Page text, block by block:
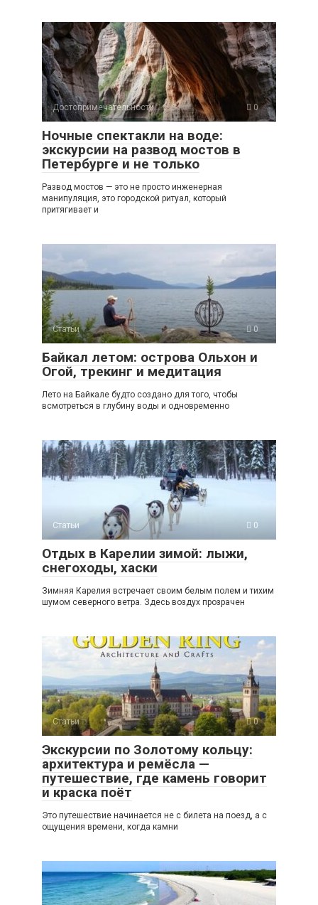
Достопримечательности 0
Ночные спектакли на воде:
экскурсии на развод мостов в
Петербурге и не только
Развод мостов — это не просто инженерная
манипуляция, это городской ритуал, который
притягивает и
Статьи 0
Байкал летом: острова Ольхон и
Огой, трекинг и медитация
Лето на Байкале будто создано для того, чтобы
всмотреться в глубину воды и одновременно
Статьи 0
Отдых в Карелии зимой: лыжи,
снегоходы, хаски
Зимняя Карелия встречает своим белым полем и тихим
шумом северного ветра. Здесь воздух прозрачен
Статьи 0
Экскурсии по Золотому кольцу:
архитектура и ремёсла —
путешествие, где камень говорит
и краска поёт
Это путешествие начинается не с билета на поезд, а с
ощущения времени, когда камни